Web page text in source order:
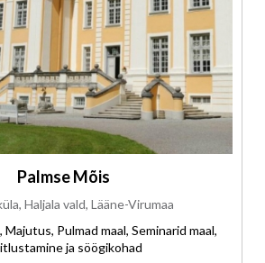
Palmse Mõis
Haljala vald, Lääne-Virumaa
Pulmad maal, Seminarid maal,
ja söögikohad